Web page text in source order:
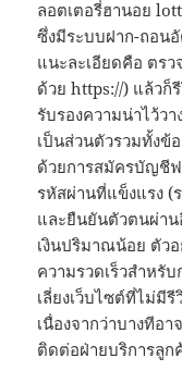
ลอตเตอรี่ฮานอย
ซึ่งมีระบบฝาก-ถอน
แนะละเอียดคือ ตรว
ด้วย https://) แล้วก็
รับรองความน่าไว้ว
เป็นส่วนตัวรวมทั้งข้
ด้วยการสมัครบัญชี
รหัสผ่านที่แข็งแรง
และยืนยันตัวตนผ่าน
เงินปริมาณน้อย ตัวอ
ความรวดเร็วสำหรั
เลี่ยงเว็บไซต์ที่ไม่มี
เนื่องจากว่าบางทีอ
ติดต่อฝ่ายบริการลูก